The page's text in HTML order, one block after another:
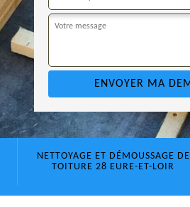
NETTOYAGE ET DÉMOUSSAGE DE
TOITURE 28 EURE-ET-LOIR